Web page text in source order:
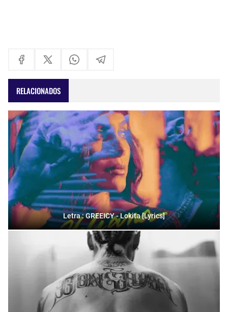
RELACIONADOS
Letra : GREEICY - Lokita [Lyrics]